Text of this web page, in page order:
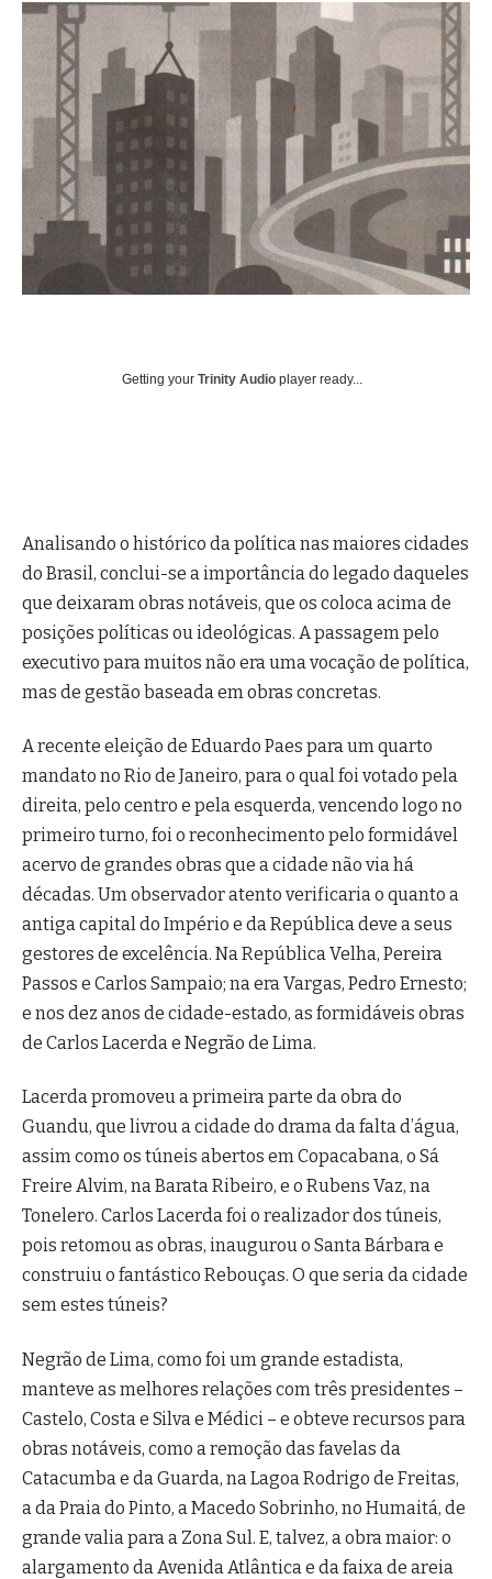
Getting your Trinity Audio player ready...
Analisando o histórico da política nas maiores cidades
do Brasil, conclui-se a importância do legado daqueles
que deixaram obras notáveis, que os coloca acima de
posições políticas ou ideológicas. A passagem pelo
executivo para muitos não era uma vocação de política,
mas de gestão baseada em obras concretas.
A recente eleição de Eduardo Paes para um quarto
mandato no Rio de Janeiro, para o qual foi votado pela
direita, pelo centro e pela esquerda, vencendo logo no
primeiro turno, foi o reconhecimento pelo formidável
acervo de grandes obras que a cidade não via há
décadas. Um observador atento verificaria o quanto a
antiga capital do Império e da República deve a seus
gestores de excelência. Na República Velha, Pereira
Passos e Carlos Sampaio; na era Vargas, Pedro Ernesto;
e nos dez anos de cidade-estado, as formidáveis obras
de Carlos Lacerda e Negrão de Lima.
Lacerda promoveu a primeira parte da obra do
Guandu, que livrou a cidade do drama da falta d’água,
assim como os túneis abertos em Copacabana, o Sá
Freire Alvim, na Barata Ribeiro, e o Rubens Vaz, na
Tonelero. Carlos Lacerda foi o realizador dos túneis,
pois retomou as obras, inaugurou o Santa Bárbara e
construiu o fantástico Rebouças. O que seria da cidade
sem estes túneis?
Negrão de Lima, como foi um grande estadista,
manteve as melhores relações com três presidentes –
Castelo, Costa e Silva e Médici – e obteve recursos para
obras notáveis, como a remoção das favelas da
Catacumba e da Guarda, na Lagoa Rodrigo de Freitas,
a da Praia do Pinto, a Macedo Sobrinho, no Humaitá, de
grande valia para a Zona Sul. E, talvez, a obra maior: o
alargamento da Avenida Atlântica e da faixa de areia